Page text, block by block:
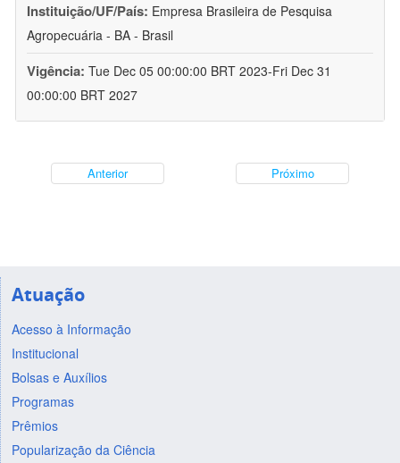
Instituição/UF/País: Empresa Brasileira de Pesquisa
Agropecuária - BA - Brasil
Vigência: Tue Dec 05 00:00:00 BRT 2023-Fri Dec 31
00:00:00 BRT 2027
Anterior Próximo
Atuação
Acesso à Informação
Institucional
Bolsas e Auxílios
Programas
Prêmios
Popularização da Ciência